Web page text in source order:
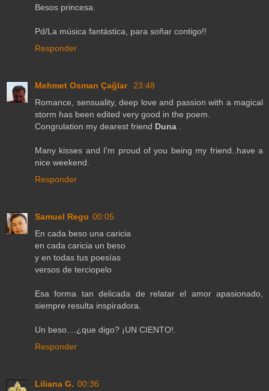
Besos princesa.
Pd/La música fantástica, para soñar contigo!!
Responder
Mehmet Osman Çağlar
23:48
Romance, sensuality, deep love and passion with a magical
storm has been edited very good in the poem.
Congrulation my dearest friend Duna
Many kisses and I'm proud of you being my friend..have a
nice weekend.
Responder
Samuel Rego 00:05
En cada beso una caricia
en cada caricia un beso
y en todas tus poesías
versos de terciopelo
Esa forma tan delicada de relatar el amor apasionado,
siempre resulta inspiradora.
Un beso....¿que digo? ¡UN CIENTO!.
Responder
Liliana G. 00:36